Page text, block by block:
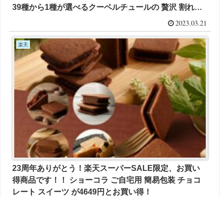
39種から1種が選べるクーベルチュールの 贅沢 割れチ
2023.03.21
楽天
23周年ありがとう！楽天スーパーSALE限定、お買い
得商品です！！ ショーコラ ご自宅用 簡易包装 チョコ
レート スイーツ が4649円とお買い得！